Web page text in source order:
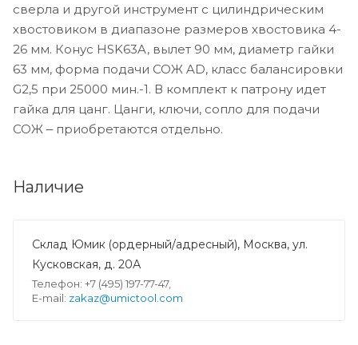
сверла и другой инструмент с цилиндрическим
хвостовиком в диапазоне размеров хвостовика 4-
26 мм. Конус HSK63A, вылет 90 мм, диаметр гайки
63 мм, форма подачи СОЖ AD, класс балансировки
G2,5 при 25000 мин.-1. В комплект к патрону идет
гайка для цанг. Цанги, ключи, сопло для подачи
СОЖ ‒ приобретаются отдельно.
Наличие
Склад Юмик (ордерный/адресный), Москва, ул.
Кусковская, д. 20А
Телефон: +7 (495) 197-77-47,
E-mail: zakaz@umictool.com